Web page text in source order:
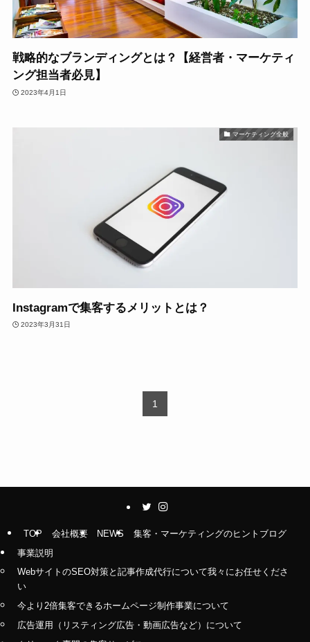
戦略的なブランディングとは？【経営者・マーケティ
ング担当者必見】
2023年4月1日
マーケティング全般
Instagramで集客するメリットとは？
2023年3月31日
1
TOP 会社概要 NEWS
集客・マーケティングのヒントブログ
事業説明
WebサイトのSEO対策と記事作成代行について我々にお任せくださ
い
今より2倍集客できるホームページ制作事業について
広告運用（リスティング広告・動画広告など）について